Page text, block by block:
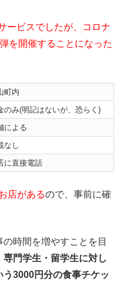
ービスでしたが、コロナ
を開催することになった
町内
のみ(明記はないが、恐らく)
による
なし
に直接電話
店があるので、事前に確
時間を増やすことを目
門学生・留学生に対し
3000円分の食事チケッ